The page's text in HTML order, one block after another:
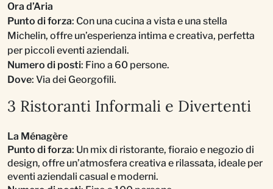
Ora d’Aria
Punto di forza: Con una cucina a vista e una stella
Michelin, offre un’esperienza intima e creativa, perfetta
per piccoli eventi aziendali.
Numero di posti: Fino a 60 persone.
Dove: Via dei Georgofili.
3 Ristoranti Informali e Divertenti
La Ménagère
Punto di forza: Un mix di ristorante, fioraio e negozio di
design, offre un’atmosfera creativa e rilassata, ideale per
eventi aziendali casual e moderni.